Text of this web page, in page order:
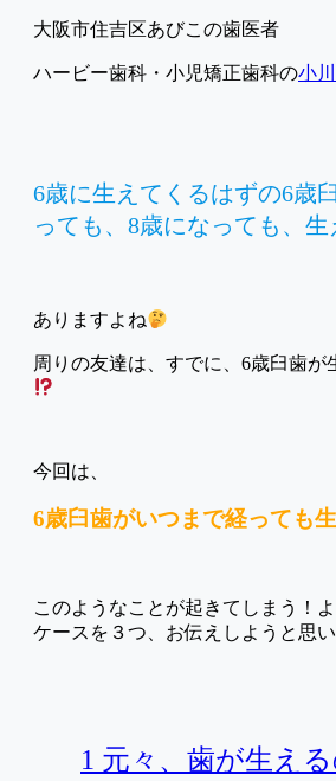
大阪市住吉区あびこの歯医者
ハービー歯科・小児矯正歯科の小
6歳に生えてくるはずの6歳
っても、8歳になっても、
ありますよね
周りの友達は、すでに、6歳臼歯が
今回は、
6歳臼歯がいつまで経っても
このようなことが起きてしまう！
ケースを３つ、お伝えしようと思
1 元々、歯が生え